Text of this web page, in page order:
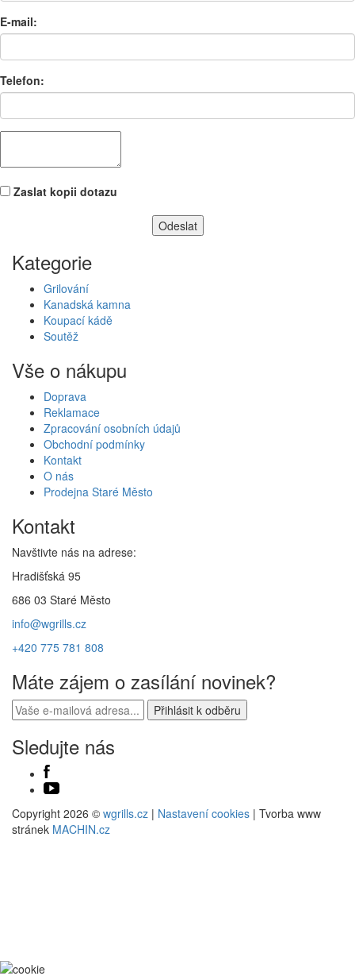
E-mail:
Telefon:
Zaslat kopii dotazu
Kategorie
Grilování
Kanadská kamna
Koupací kádě
Soutěž
Vše o nákupu
Doprava
Reklamace
Zpracování osobních údajů
Obchodní podmínky
Kontakt
O nás
Prodejna Staré Město
Kontakt
Navštivte nás na adrese:
Hradišťská 95
686 03 Staré Město
info@wgrills.cz
+420 775 781 808
Máte zájem o zasílání novinek?
Sledujte nás
Copyright 2026 © wgrills.cz | Nastavení cookies | Tvorba www
stránek MACHIN.cz